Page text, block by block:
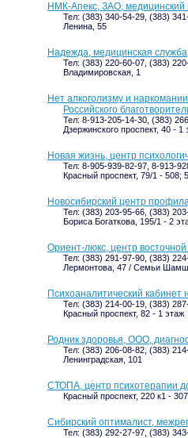
НМК-Апекс, ЗАО, медицинский
Тел: (383) 340-54-29, (383)
Ленина, 55
Надежда, медицинская служба
Тел: (383) 220-60-07, (383)
Владимировская, 1
Нет алкоголизму и
Российского
Тел: 8-913-205-14-30, (383)
Дзержинского проспект, 40 - 1
Новая жизнь, центр
Тел: 8-905-939-82-97, 8-913-
Красный проспект, 79/1 - 508;
Новосибирский центр
Тел: (383) 203-95-66, (383)
Бориса Богаткова, 195/1 - 2
Ориент-люкс, центр
Тел: (383) 291-97-90, (383)
Лермонтова, 47 / Семьи
Психоаналитический кабинет
Тел: (383) 214-00-19, (383)
Красный проспект, 82 - 1 этаж
Родник здоровья, ООО,
Тел: (383) 206-08-82, (383)
Ленинградская, 101
СТОПА, центр психотерапии
Красный проспект, 220 к1 -
Сибирский оптималист,
Тел: (383) 292-27-97, (383)